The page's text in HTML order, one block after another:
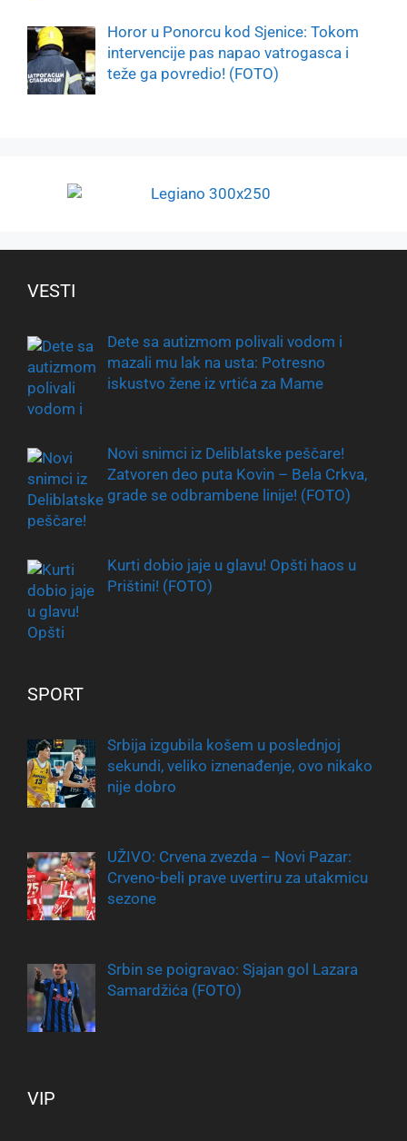
Horor u Ponorcu kod Sjenice: Tokom
intervencije pas napao vatrogasca i
teže ga povredio! (FOTO)
VESTI
Dete sa autizmom polivali vodom i
mazali mu lak na usta: Potresno
iskustvo žene iz vrtića za Mame
Novi snimci iz Deliblatske peščare!
Zatvoren deo puta Kovin – Bela Crkva,
grade se odbrambene linije! (FOTO)
Kurti dobio jaje u glavu! Opšti haos u
Prištini! (FOTO)
SPORT
Srbija izgubila košem u poslednjoj
sekundi, veliko iznenađenje, ovo nikako
nije dobro
UŽIVO: Crvena zvezda – Novi Pazar:
Crveno-beli prave uvertiru za utakmicu
sezone
Srbin se poigravao: Sjajan gol Lazara
Samardžića (FOTO)
VIP